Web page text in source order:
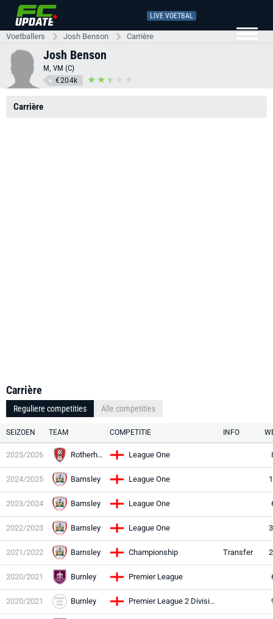
LIVE VOETBAL
Voetballers Josh Benson Carrière
Josh Benson
M, VM (C)
€204k
Carrière
Carrière
Reguliere competities Alle competities
SEIZOEN TEAM COMPETITIE INFO
2025/2026 Rotherham League One
2024/2025 Barnsley League One
2023/2024 Barnsley League One
2022/2023 Barnsley League One
2021/2022 Barnsley Championship Transfer
2020/2021 Burnley Premier League
2020/2021 Burnley Premier League 2 Division Two